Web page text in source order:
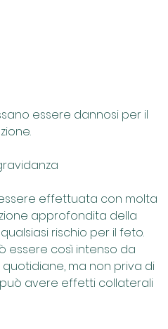
effettuata con molta
approfondita della
rischio per il feto.
essere così intenso da
ma non priva di
può avere effetti collaterali